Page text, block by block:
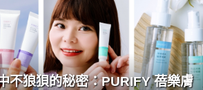
不狼狽的秘密：PURIFY 蓓樂膚
READ
MORE